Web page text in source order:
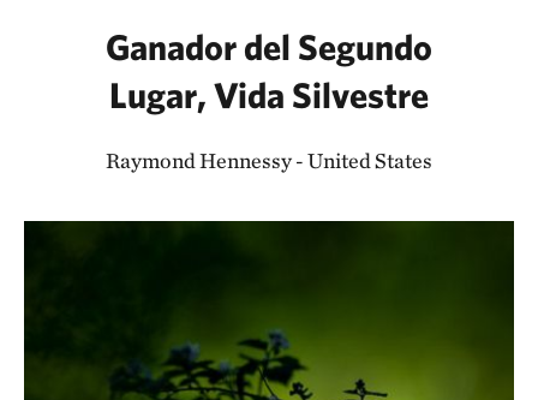
Ganador del Segundo
Lugar, Vida Silvestre
Raymond Hennessy - United States